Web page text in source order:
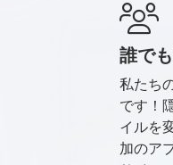
誰で
私たち
です！
イルを
加のア